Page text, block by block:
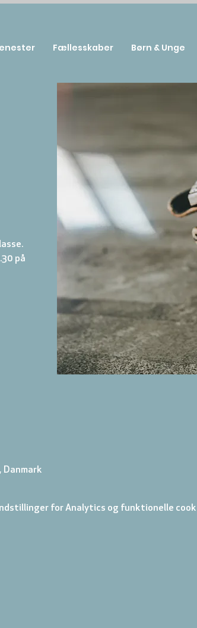
på
Danmark
for Analytics og funktionelle
Fællesskaber Børn & Unge